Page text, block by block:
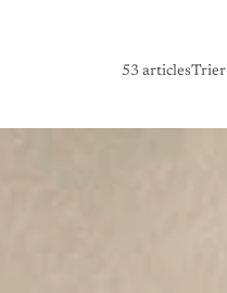
53 articlesTrier